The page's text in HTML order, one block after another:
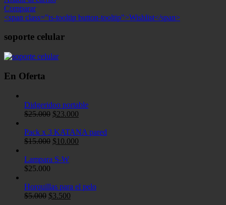
Comparar
<span class="ts-tooltip button-tooltip">Wishlist</span>
soporte celular
En Oferta
Didgeridoo portable
$25.000 El
original
era:
$23.000
actual
Pack x 3 KATANA pared
$15.000 El
original
$10.000
Lampara S-W
$25.000
Horquillas para el pelo
$5.000 El
$3.500